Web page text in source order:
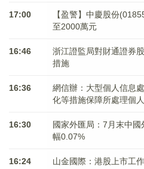
17:00
【盈警】中慶股份
至2000萬元
16:46
浙江證監局對財通證券
措施
16:36
網信辦：大型個人信息
化等措施保障所處理個
16:30
國家外匯局：7月末中
幅0.07%
16:24 山金國際：港股上市工